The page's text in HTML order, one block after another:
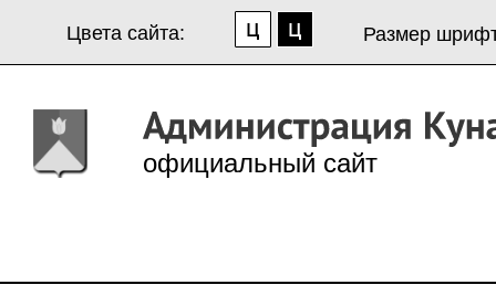
Цвета сайта: Размер
официальный сайт